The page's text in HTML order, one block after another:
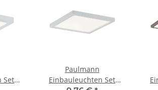
Set
Paulmann
Einbauleuchten Set